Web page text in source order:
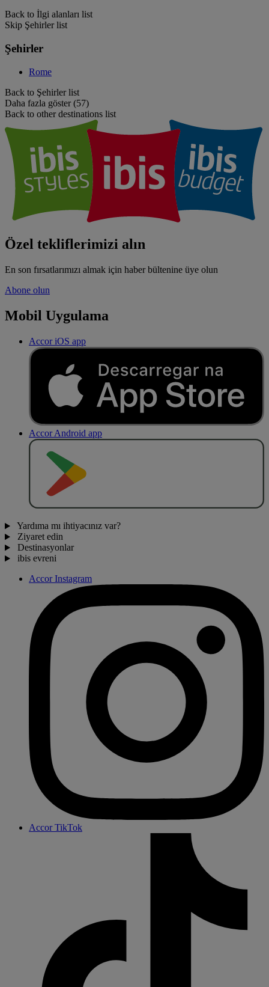
Back to İlgi alanları list
Skip Şehirler list
Şehirler
Rome
Back to Şehirler list
Daha fazla göster (57)
Back to other destinations list
Özel tekliflerimizi alın
En son fırsatlarımızı almak için haber bültenine üye olun
Abone olun
Mobil Uygulama
Accor iOS app
Accor Android app
Yardıma mı ihtiyacınız var?
Ziyaret edin
Destinasyonlar
ibis evreni
Accor Instagram
Accor TikTok